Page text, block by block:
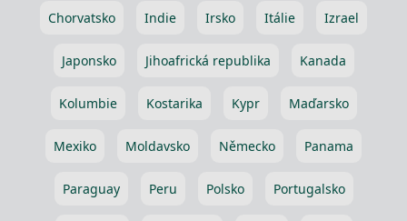
Chorvatsko Indie Irsko Itálie Izrael
Japonsko Jihoafrická republika Kanada
Kolumbie Kostarika Kypr Maďarsko
Mexiko Moldavsko Německo Panama
Paraguay Peru Polsko Portugalsko